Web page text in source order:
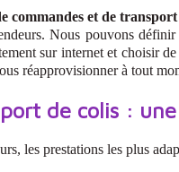
commandes et de
Nous pouvons définir
sur internet et choisir
réapprovisionner à tout
de colis :
les prestations les plus